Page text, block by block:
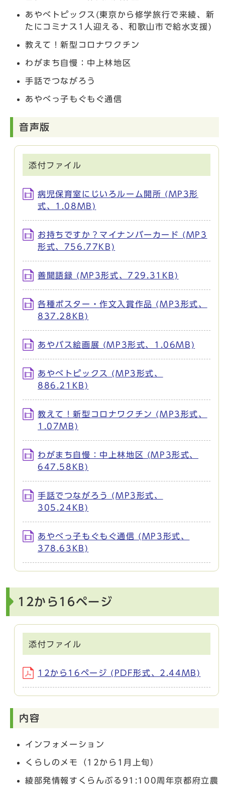
あやべトピックス(東京から修学旅行で来綾、新
たにコミナス1人迎える、和歌山市で給水支援)
教えて！新型コロナワクチン
わがまち自慢：中上林地区
手話でつながろう
あやべっ子もぐもぐ通信
音声版
添付ファイル
病児保育室にじいろルーム開所 (MP3形
式、1.08MB)
お持ちですか？マイナンバーカード (MP3
形式、756.77KB)
善聞語録 (MP3形式、729.31KB)
各種ポスター・作文入賞作品 (MP3形式、
837.28KB)
あやバス絵画展 (MP3形式、1.06MB)
あやべトピックス (MP3形式、
886.21KB)
教えて！新型コロナワクチン (MP3形式、
1.07MB)
わがまち自慢：中上林地区 (MP3形式、
647.58KB)
手話でつながろう (MP3形式、
305.24KB)
あやべっ子もぐもぐ通信 (MP3形式、
378.63KB)
12から16ページ
添付ファイル
12から16ページ (PDF形式、2.44MB)
内容
インフォメーション
くらしのメモ（12から1月上旬）
綾部発情報すくらんぶる91:100周年京都府立農